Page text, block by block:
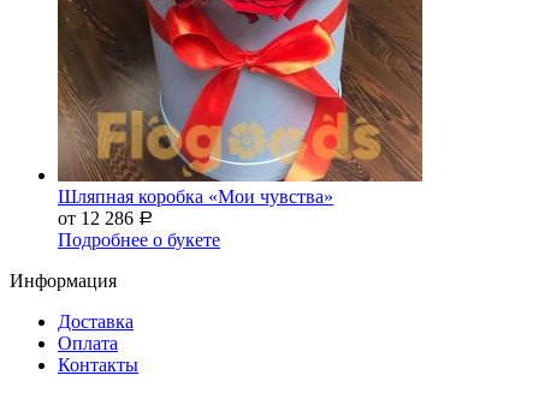
Шляпная коробка «Мои чувства»
от 12 286 Р
Подробнее о букете
Информация
Доставка
Оплата
Контакты